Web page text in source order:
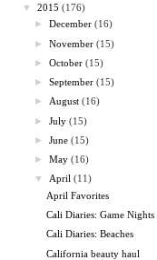
▼
2015 (176)
►December (16)
►November (15)
►October (15)
►September (15)
► August (16)
►July (15)
►June (15)
►May (16)
▼
April (11)
April Favorites
Cali Diaries: Game Nights
Cali Diaries: Beaches
California beauty haul